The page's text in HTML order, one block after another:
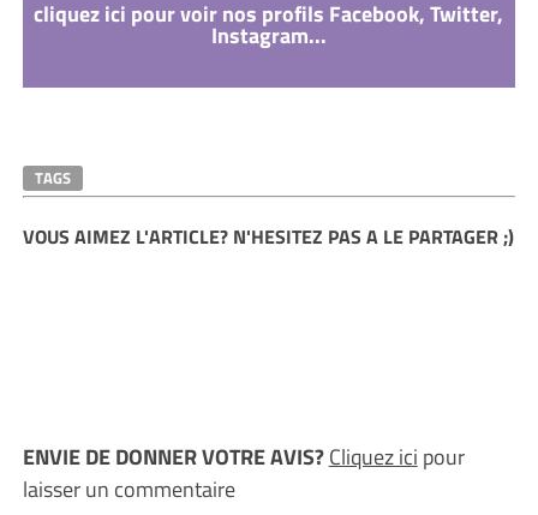
cliquez ici pour voir nos profils Facebook, Twitter,
Instagram...
TAGS
VOUS AIMEZ L'ARTICLE? N'HESITEZ PAS A LE PARTAGER ;)
ENVIE DE DONNER VOTRE AVIS?Cliquez ici pour
laisser un commentaire